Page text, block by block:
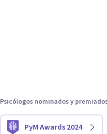
Psicólogos nominados y
PyM Awards 2024